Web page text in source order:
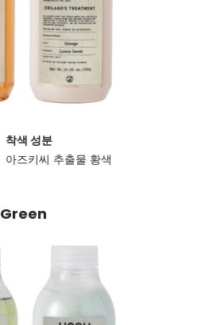
착색 성분
아즈키씨 추출물 황색
Green